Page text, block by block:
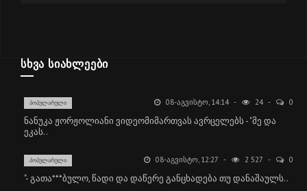
ᲡᲮᲕᲐ ᲡᲘᲐᲮᲚᲔᲔᲑᲘ
ᲞᲝᲞᲣᲚᲐᲠᲣᲚᲘ 08-ᲐᲒᲕᲘᲡᲢᲝ, 14:14 24 0
ნანუკა ჟორჟოლიანი ვიდეომიმართვას ავრცელებს - "მე და
ეკას..
ᲞᲝᲞᲣᲚᲐᲠᲣᲚᲘ 08-ᲐᲒᲕᲘᲡᲢᲝ, 12:27 2 527 0
"- გათა***ბულო, წადი და დაწერე განცხადება თუ დანაშაულს..